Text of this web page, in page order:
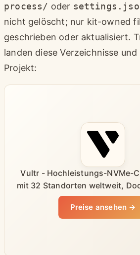
process/ oder
nicht gelöscht; nur kit-owned
geschrieben oder aktualisiert.
landen diese Verzeichnisse und
Projekt:
Vultr - Hochleistungs-NVMe-
mit 32 Standorten weltweit,
Preise ansehen →